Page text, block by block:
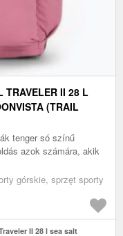
TRAVELER II 28 L
(TRAIL
tenger só színű
azok számára, akik
górskie, sprzęt sporty
II 28 l sea salt